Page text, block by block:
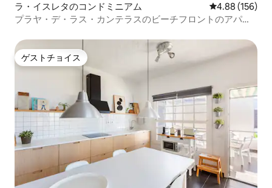
ラ・イスレタのコンドミニアム レビュー156
4.88 (156)
プラヤ・デ・ラス・カンテラスのビーチフロントのアパー
ゲストチョイス
ゲストチョイス